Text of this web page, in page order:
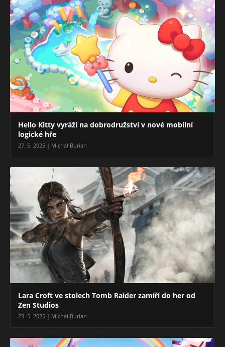
Hello Kitty vyráží na dobrodružství v nové mobilní
logické hře
27. 5. 2025 | Michal Burian
Lara Croft ve stolech Tomb Raider zamíří do her od
Zen Studios
23. 5. 2025 | Michal Burian